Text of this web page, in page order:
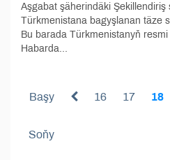
Aşgabat şäherindäki Şekillendiriş
Türkmenistana bagyşlanan täze
Bu barada Türkmenistanyň
Habarda...
Başy 16 17 18
Soňy